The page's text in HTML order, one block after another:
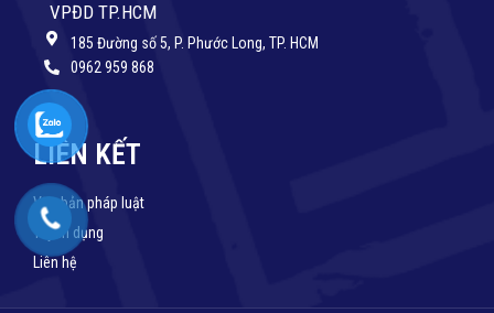
VPĐD TP.HCM
185 Đường số 5, P. Phước Long, TP. HCM
0962 959 868
LIÊN KẾT
Văn bản pháp luật
Tuyển dụng
Liên hệ